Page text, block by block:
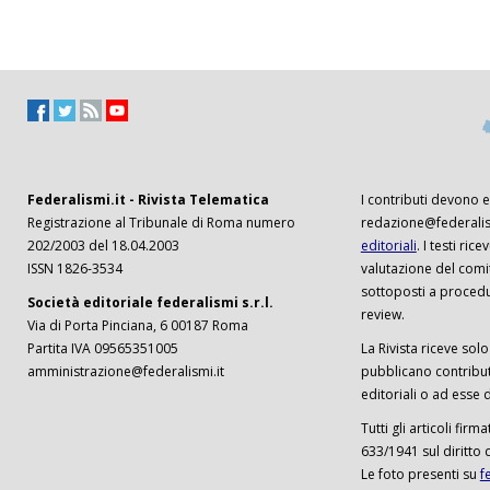
Federalismi.it - Rivista Telematica
Registrazione al Tribunale di Roma numero
202/2003 del 18.04.2003
ISSN 1826-3534
Società editoriale federalismi s.r.l.
Via di Porta Pinciana, 6 00187 Roma
Partita IVA 09565351005
amministrazione@federalismi.it
I contributi devono
editoriali. I testi
valutazione del
sottoposti a
review.
La Rivista riceve
pubblicano
editoriali o ad esse
Tutti gli articoli
633/1941 sul diritto
Le foto presenti su